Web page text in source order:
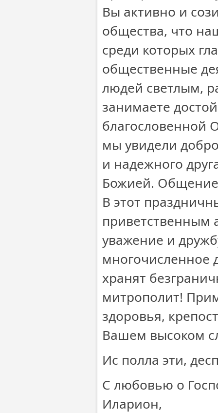
Вы активно и
общества, что
среди которых
общественные
людей светлым,
занимаете
благословенной
мы увидели
и надежного
Божией. Общение
В этот
приветственным
уважение и
многочисленное
хранят
митрополит!
здоровья,
Вашем высоком
Ис полла эти,
С любовью о
Иларион,